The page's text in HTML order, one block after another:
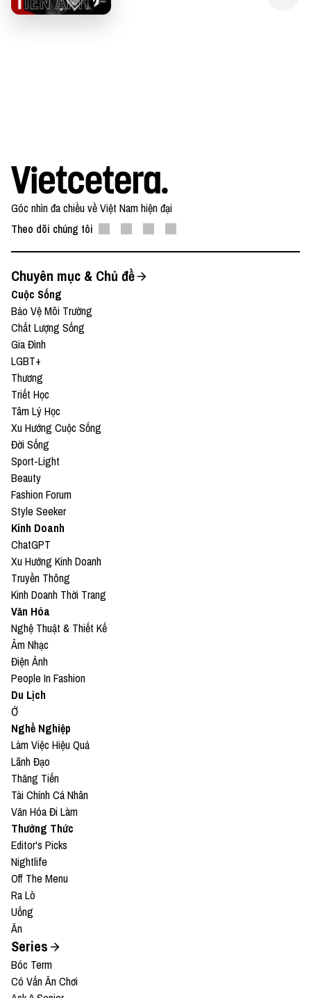
Góc nhìn đa chiều về Việt Nam hiện đại
Theo dõi chúng tôi
Chuyên mục & Chủ đề
Cuộc Sống
Bảo Vệ Môi Trường
Chất Lượng Sống
Gia Đình
LGBT+
Thương
Triết Học
Tâm Lý Học
Xu Hướng Cuộc Sống
Đời Sống
Sport-Light
Beauty
Fashion Forum
Style Seeker
Kinh Doanh
ChatGPT
Xu Hướng Kinh Doanh
Truyền Thông
Kinh Doanh Thời Trang
Văn Hóa
Nghệ Thuật & Thiết Kế
Âm Nhạc
Điện Ảnh
People In Fashion
Du Lịch
Ở
Nghề Nghiệp
Làm Việc Hiệu Quả
Lãnh Đạo
Thăng Tiến
Tài Chính Cá Nhân
Văn Hóa Đi Làm
Thưởng Thức
Editor's Picks
Nightlife
Off The Menu
Ra Lò
Uống
Ăn
Series
Bóc Term
Có Vấn Ăn Chơi